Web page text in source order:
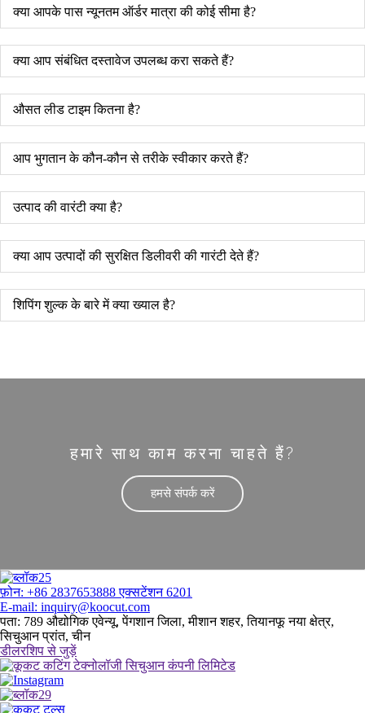
क्या आपके पास न्यूनतम ऑर्डर मात्रा की कोई सीमा है?
क्या आप संबंधित दस्तावेज उपलब्ध करा सकते हैं?
औसत लीड टाइम कितना है?
आप भुगतान के कौन-कौन से तरीके स्वीकार करते हैं?
उत्पाद की वारंटी क्या है?
क्या आप उत्पादों की सुरक्षित डिलीवरी की गारंटी देते हैं?
शिपिंग शुल्क के बारे में क्या ख्याल है?
हमारे साथ काम करना चाहते हैं?
हमसे संपर्क करें
फ़ोन: +86 2837653888 एक्सटेंशन 6201
E-mail: inquiry@koocut.com
पता: 789 औद्योगिक एवेन्यू, पेंगशान जिला, मीशान शहर, तियानफू नया क्षेत्र,
सिचुआन प्रांत, चीन
डीलरशिप से जुड़ें